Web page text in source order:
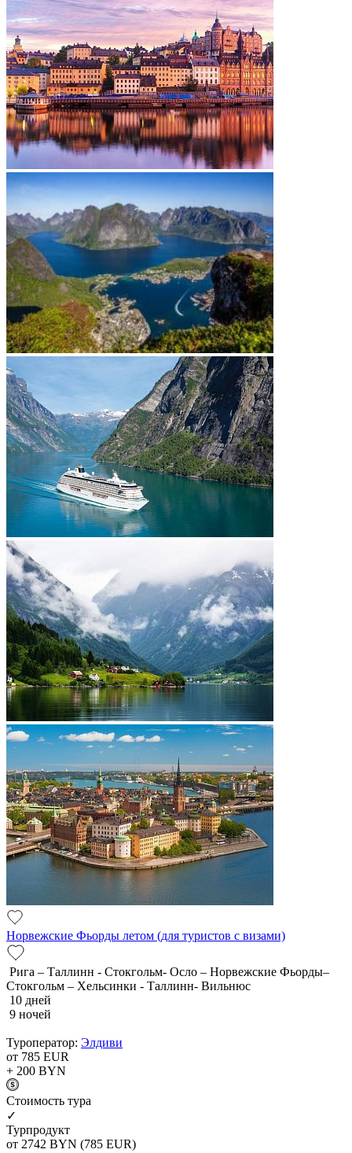
Норвежские Фьорды летом (для туристов с визами)
Рига – Таллинн - Стокгольм- Осло – Норвежские Фьорды–
Стокгольм – Хельсинки - Таллинн- Вильнюс
10 дней
9 ночей
Туроператор: Элдиви
от 785 EUR
+ 200 BYN
Cтоимость тура
✓
Турпродукт
от 2742 BYN (785 EUR)